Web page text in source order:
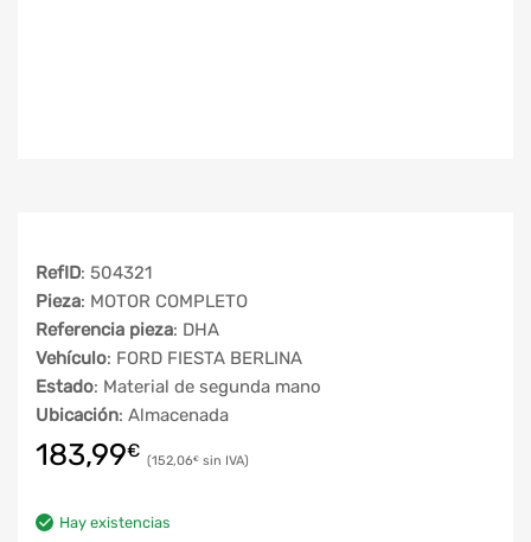
RefID: 504321
Pieza: MOTOR COMPLETO
Referencia pieza: DHA
Vehículo: FORD FIESTA BERLINA
Estado: Material de segunda mano
Ubicación: Almacenada
183,99€ 152,06€
Hay existencias